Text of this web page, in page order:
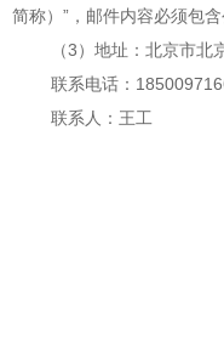
简称）”，邮件内容必须包
（3）地址：北京市北
联系电话：
联系人：王工